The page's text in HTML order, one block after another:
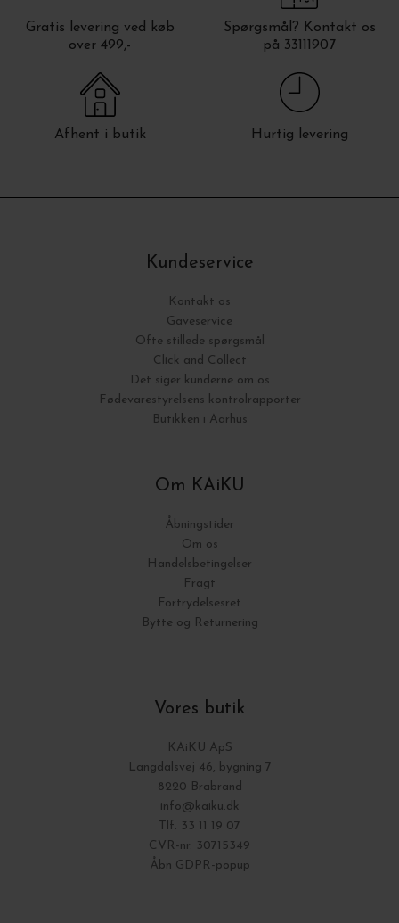
Gratis levering ved køb
over 499,-
Spørgsmål? Kontakt os
på 33111907
Afhent i butik Hurtig levering
Kundeservice
Kontakt os
Gaveservice
Ofte stillede spørgsmål
Click and Collect
Det siger kunderne om os
Fødevarestyrelsens kontrolrapporter
Butikken i Aarhus
Om KAiKU
Åbningstider
Om os
Handelsbetingelser
Fragt
Fortrydelsesret
Bytte og Returnering
Vores butik
KAiKU ApS
Langdalsvej 46, bygning 7
8220 Brabrand
info@kaiku.dk
Tlf. 33 11 19 07
CVR-nr. 30715349
Åbn GDPR-popup